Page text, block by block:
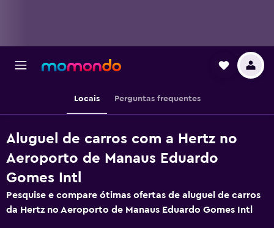
Locais Perguntas frequentes
Aluguel de carros com a Hertz no
Aeroporto de Manaus Eduardo
Gomes Intl
Pesquise e compare ótimas ofertas de aluguel de carros
da Hertz no Aeroporto de Manaus Eduardo Gomes Intl